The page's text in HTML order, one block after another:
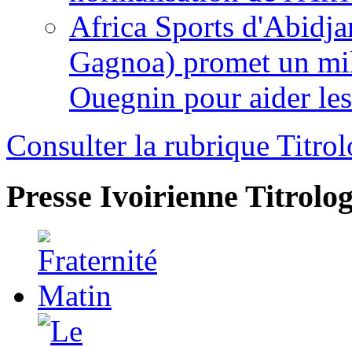
Africa Sports
Gagnoa) promet un
Ouegnin pour aider
Consulter la rubrique
Presse Ivoirienne